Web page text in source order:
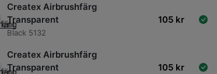
Createx Airbrushfärg
Transparent
Black 5132
105 kr
Createx Airbrushfärg
Transparent
105 kr